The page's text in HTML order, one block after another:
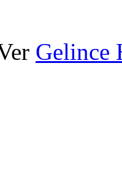
Gelince